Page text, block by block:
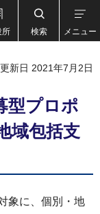
所 検索 メニュー
新日 2021年7月2日
型プロポ
域包括⽀
象に、個別・地